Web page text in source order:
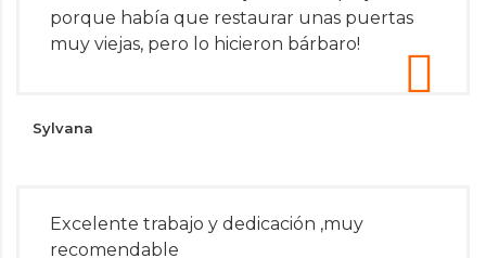
porque había que restaurar unas puertas
muy viejas, pero lo hicieron bárbaro!
Sylvana
Excelente trabajo y dedicación ,muy
recomendable